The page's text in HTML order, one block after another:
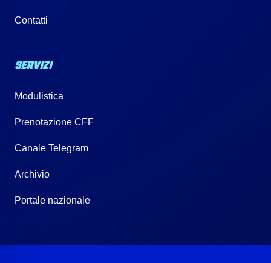
Contatti
SERVIZI
Modulistica
Prenotazione CFF
Canale Telegram
Archivio
Portale nazionale